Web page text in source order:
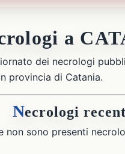
a
dei necrologi
provincia di Catania.
Necrologi
non sono presenti